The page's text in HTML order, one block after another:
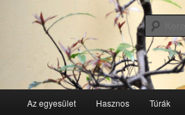
másodlagos
GesztenyeKék
GesztenyeKék Természetbarát Egyesület
Az egyesület Hasznos Túrák